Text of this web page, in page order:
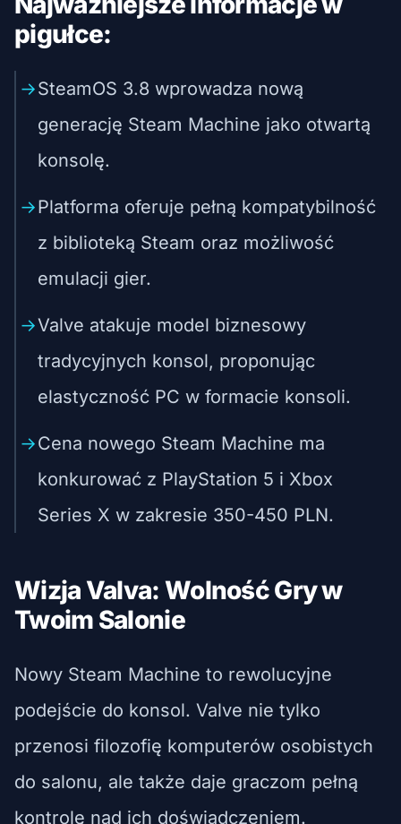
pigułce:
SteamOS 3.8 wprowadza nową
generację Steam Machine jako otwartą
konsolę.
Platforma oferuje pełną kompatybilność
z biblioteką Steam oraz możliwość
emulacji gier.
Valve atakuje model biznesowy
tradycyjnych konsol, proponując
elastyczność PC w formacie konsoli.
Cena nowego Steam Machine ma
konkurować z PlayStation 5 i Xbox
Series X w zakresie 350-450 PLN.
Wizja Valva: Wolność Gry w
Twoim Salonie
Nowy Steam Machine to rewolucyjne
podejście do konsol. Valve nie tylko
przenosi filozofię komputerów osobistych
do salonu, ale także daje graczom pełną
kontrolę nad ich doświadczeniem.